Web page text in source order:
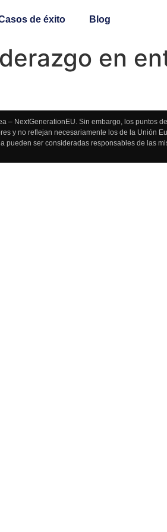
de éxito Blog
en
– NextGenerationEU. Sin embargo, los puntos
y no reflejan necesariamente los de la Unión
pueden ser consideradas responsables de las